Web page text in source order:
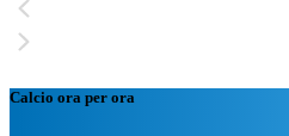
Calcio ora per ora